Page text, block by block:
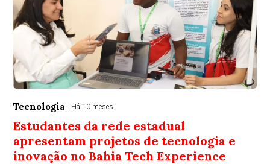
Tecnologia Há 10 meses
Estudantes da rede estadual
apresentam projetos de tecnologia e
inovação no Bahia Tech Experience